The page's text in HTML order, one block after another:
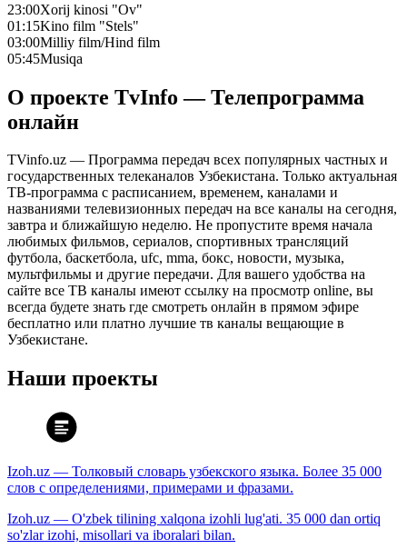
23:00Xorij kinosi "Ov"
01:15Kino film "Stels"
03:00Milliy film/Hind film
05:45Musiqa
О проекте TvInfo — Телепрограмма
онлайн
TVinfo.uz — Программа передач всех популярных частных и
государственных телеканалов Узбекистана. Только актуальная
ТВ-программа с расписанием, временем, каналами и
названиями телевизионных передач на все каналы на сегодня,
завтра и ближайшую неделю. Не пропустите время начала
любимых фильмов, сериалов, спортивных трансляций
футбола, баскетбола, ufc, mma, бокс, новости, музыка,
мультфильмы и другие передачи. Для вашего удобства на
сайте все ТВ каналы имеют ссылку на просмотр online, вы
всегда будете знать где смотреть онлайн в прямом эфире
бесплатно или платно лучшие тв каналы вещающие в
Узбекистане.
Наши проекты
Izoh.uz — Толковый словарь узбекского языка. Более 35 000
слов с определениями, примерами и фразами.
Izoh.uz — O'zbek tilining xalqona izohli lug'ati. 35 000 dan ortiq
so'zlar izohi, misollari va iboralari bilan.